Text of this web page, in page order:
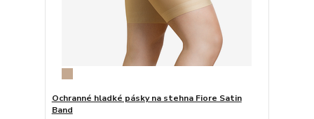
Ochranné hladké pásky na stehna Fiore Satin
Band